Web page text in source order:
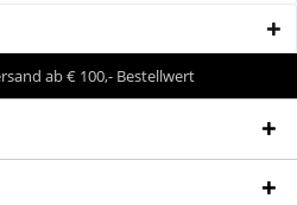
ab € 100,- Bestellwert